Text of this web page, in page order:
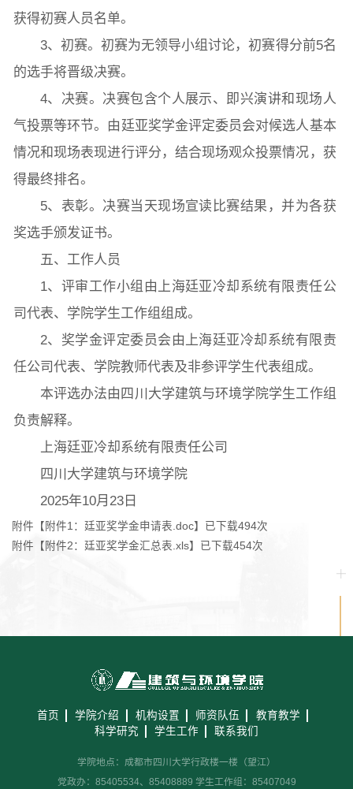
获得初赛人员名单。
3、初赛。初赛为无领导小组讨论，初赛得分前5名
的选手将晋级决赛。
4、决赛。决赛包含个人展示、即兴演讲和现场人
气投票等环节。由廷亚奖学金评定委员会对候选人基本
情况和现场表现进行评分，结合现场观众投票情况，获
得最终排名。
5、表彰。决赛当天现场宣读比赛结果，并为各获
奖选手颁发证书。
五、工作人员
1、评审工作小组由上海廷亚冷却系统有限责任公
司代表、学院学生工作组组成。
2、奖学金评定委员会由上海廷亚冷却系统有限责
任公司代表、学院教师代表及非参评学生代表组成。
本评选办法由四川大学建筑与环境学院学生工作组
负责解释。
上海廷亚冷却系统有限责任公司
四川大学建筑与环境学院
2025年10月23日
附件【 附件1：廷亚奖学金申请表.doc】已下载494次
附件【 附件2：廷亚奖学金汇总表.xls】已下载454次
首页 学院介绍 机构设置 师资队伍
教育教学
科学研究
学生工作 联系我们
学院地点：成都市四川大学行政楼一楼（望江）
党政办：85405534、85408889 学生工作组：85407049